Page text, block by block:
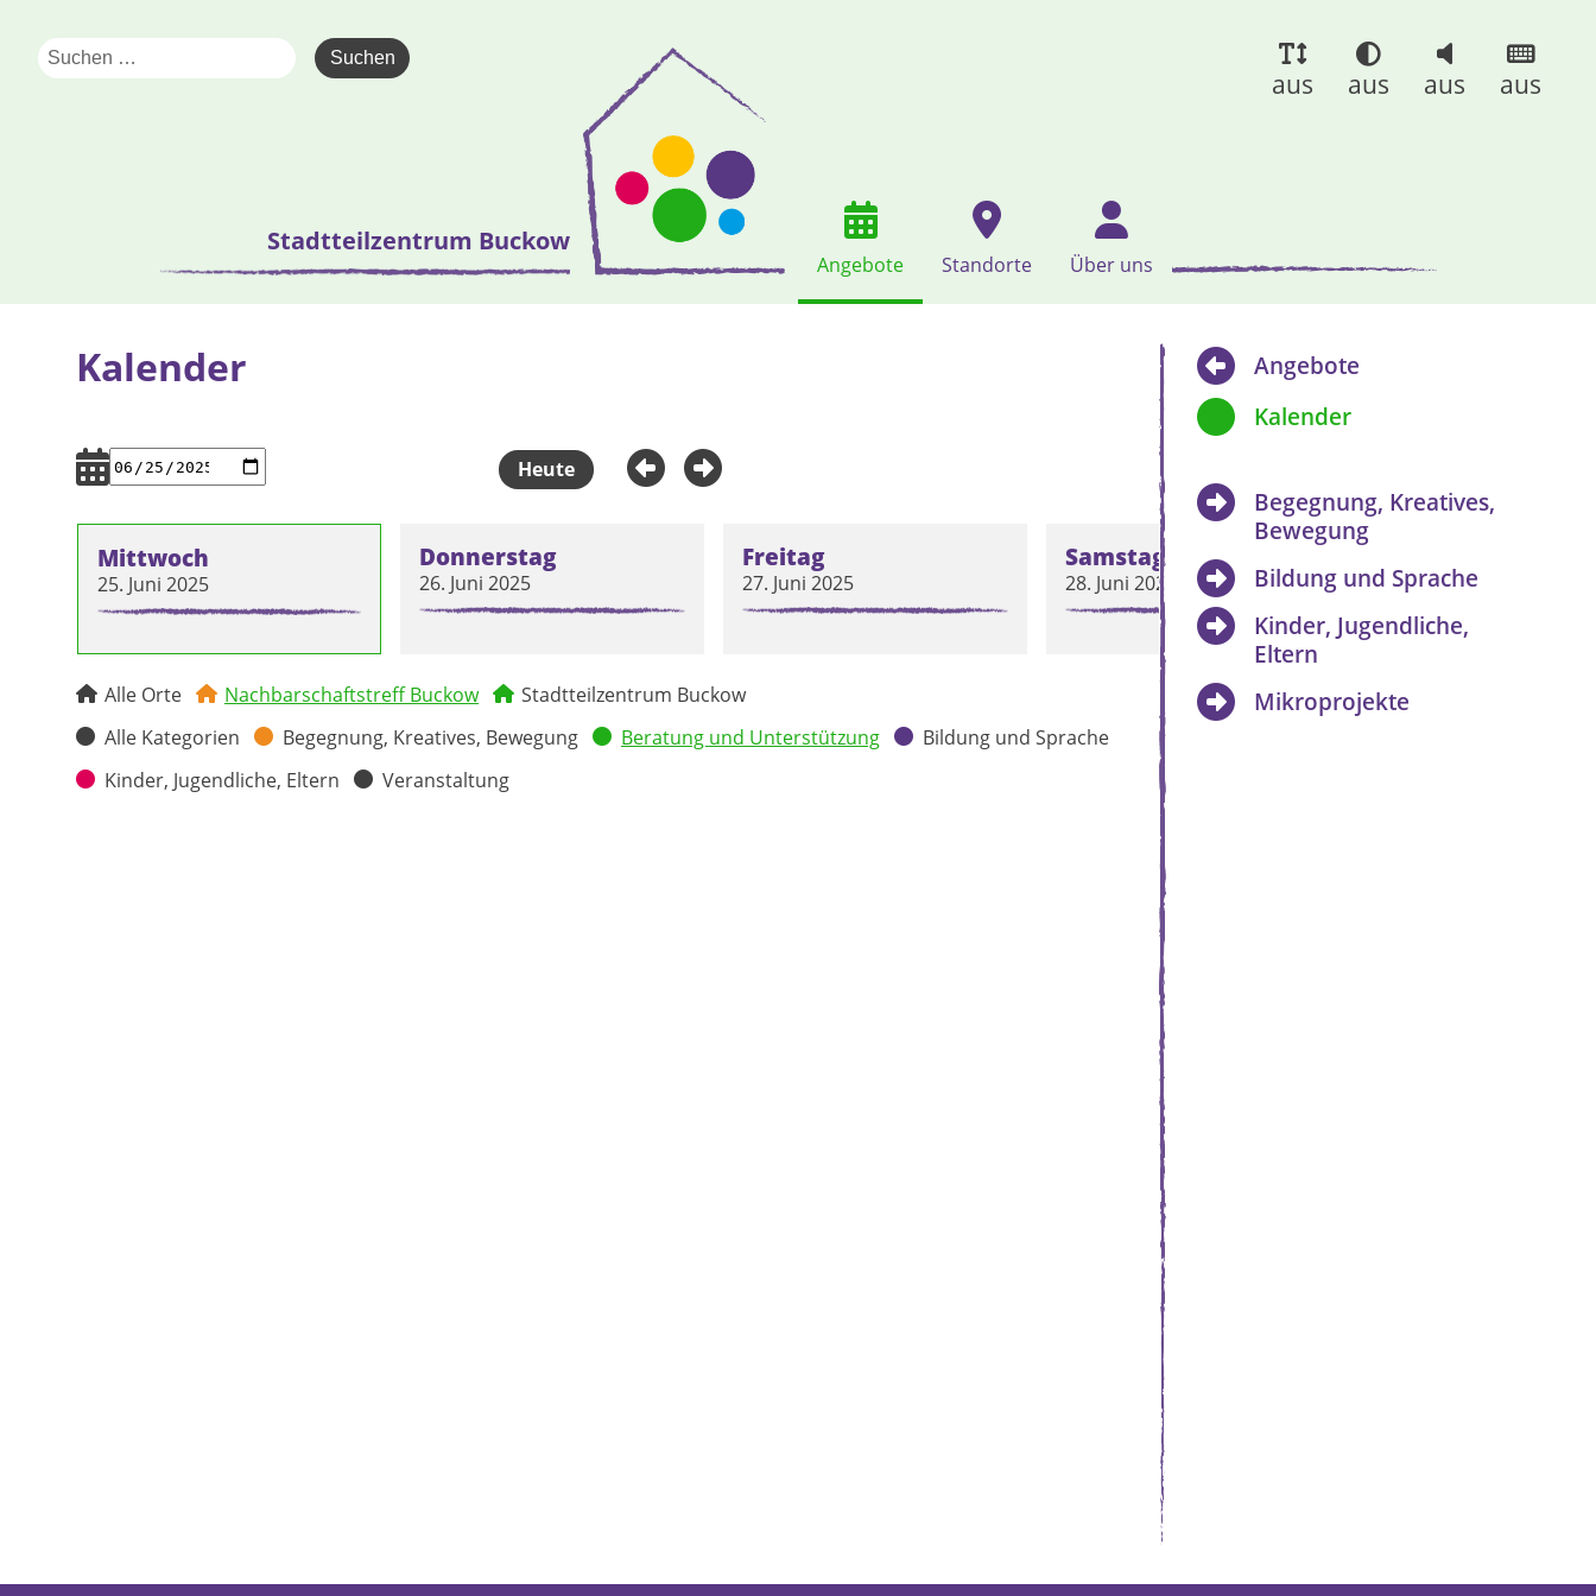
Stadtteilzentrum Buckow
Angebote Standorte Über uns
aus aus aus aus
Kalender
Mittwoch
25. Juni 2025
Donnerstag
26. Juni 2025
Freitag
27. Juni 2025
Samstag
28. Juni 2025 29. Juni 2025
Alle Orte Nachbarschaftstreff Buckow
Stadtteilzentrum Buckow
Alle Kategorien
Begegnung, Kreatives, Bewegung Beratung und Unterstützung
Bildung und Sprache
Kinder, Jugendliche, Eltern
Veranstaltung
Heute
Angebote
Kalender
Begegnung, Kreatives,
Bewegung
Bildung und Sprache
Kinder, Jugendliche,
Eltern
Mikroprojekte